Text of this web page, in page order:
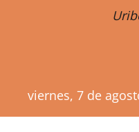
viernes, 7 de